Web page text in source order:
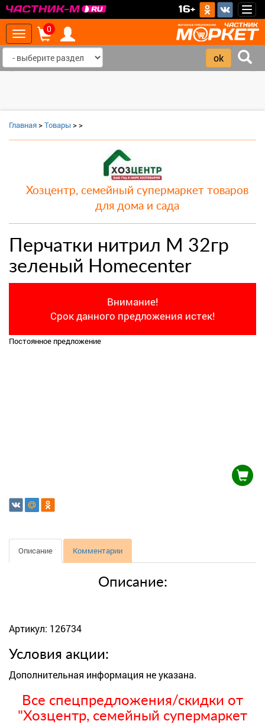
16+
Toggle
navigation
0
Главная>Товары >>
Хозцентр, семейный супермаркет товаров
для дома и сада
Перчатки нитрил M 32гр
зеленый Homecenter
Внимание!
Срок данного предложения истек!
Постоянное предложение
Описание Комментарии
Описание:
Артикул: 126734
Условия акции:
Дополнительная информация не указана.
Все спецпредложения/скидки от
"Хозцентр, семейный супермаркет
‹ ›